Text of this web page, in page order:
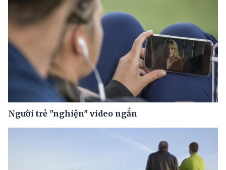
Người trẻ "nghiện" video ngắn